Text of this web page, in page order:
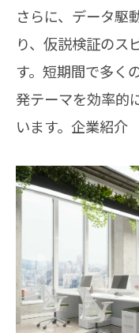
さらに、データ駆
り、仮説検証のス
す。短期間で多く
発テーマを効率的
います。企業紹介